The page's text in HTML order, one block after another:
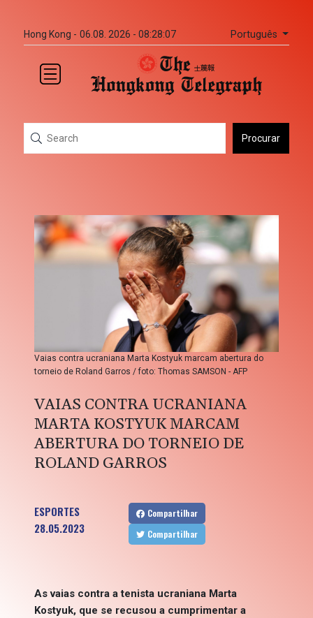
Hong Kong - 06.08. 2026 - 08:28:07 Português
Procurar
Vaias contra ucraniana Marta Kostyuk marcam abertura do
torneio de Roland Garros / foto: Thomas SAMSON - AFP
VAIAS CONTRA UCRANIANA
MARTA KOSTYUK MARCAM
ABERTURA DO TORNEIO DE
ROLAND GARROS
ESPORTES
28.05.2023
Compartilhar
Compartilhar
As vaias contra a tenista ucraniana Marta
Kostyuk, que se recusou a cumprimentar a